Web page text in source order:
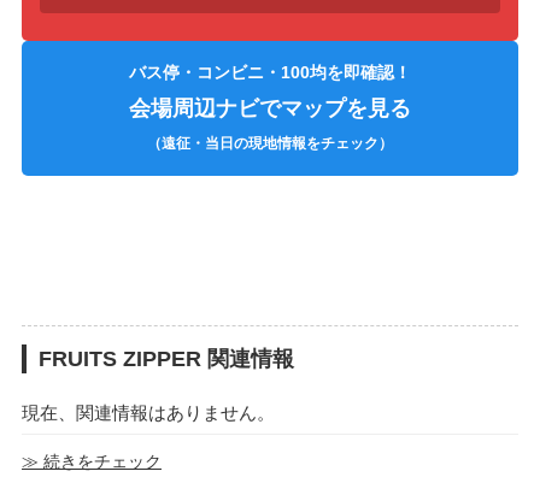
バス停・コンビニ・100均を即確認！
会場周辺ナビでマップを見る
（遠征・当日の現地情報をチェック）
FRUITS ZIPPER 関連情報
現在、関連情報はありません。
≫ 続きをチェック